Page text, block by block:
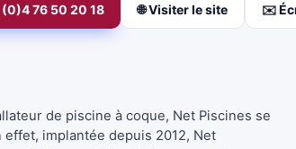
(0)4 76 50 20 18 🌐 Visiter le site ✉️
de piscine à coque, Net Piscines se
implantée depuis 2012, Net